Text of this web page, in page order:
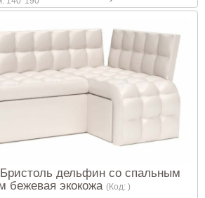
дельфин со спальным
бежевая экокожа (Код: )